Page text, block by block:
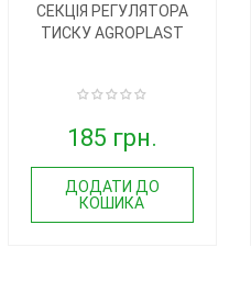
СЕКЦІЯ РЕГУЛЯТОРА
ТИСКУ AGROPLAST
185 грн.
ДОДАТИ ДО
КОШИКА